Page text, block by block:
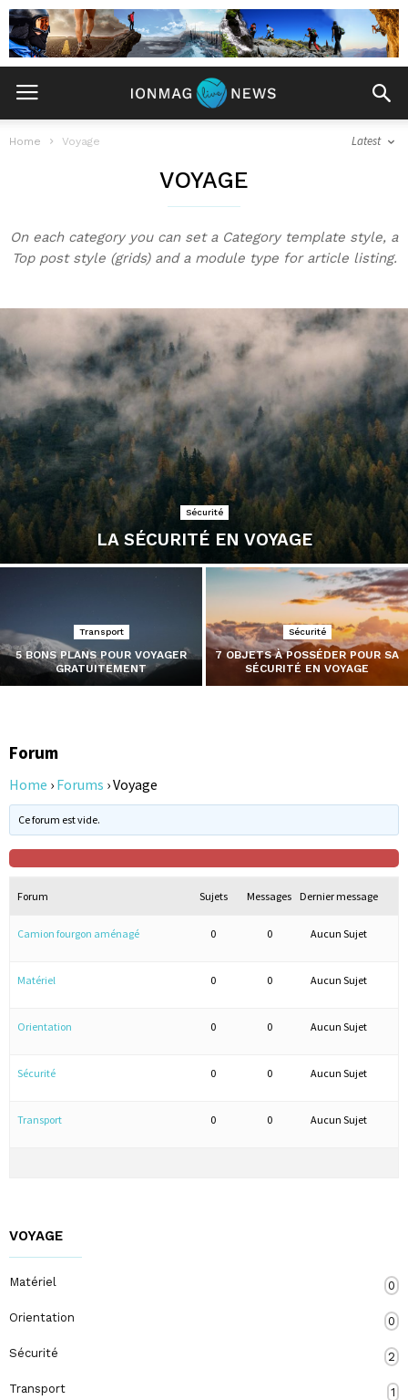
Home Voyage Latest
VOYAGE
On each category you can set a Category template style, a
Top post style (grids) and a module type for article listing.
Sécurité
LA SÉCURITÉ EN VOYAGE
Transport
5 BONS PLANS POUR VOYAGER
GRATUITEMENT
Sécurité
7 OBJETS À POSSÉDER POUR SA
SÉCURITÉ EN VOYAGE
Forum
Home › Forums ›Voyage
Ce forum est vide.
Forum Sujets Messages Dernier message
Camion fourgon aménagé 0 0 Aucun Sujet
Matériel 0 0 Aucun Sujet
Orientation 0 0 Aucun Sujet
Sécurité 0 0 Aucun Sujet
Transport 0 0 Aucun Sujet
VOYAGE
Matériel 0
Orientation 0
Sécurité 2
Transport 1